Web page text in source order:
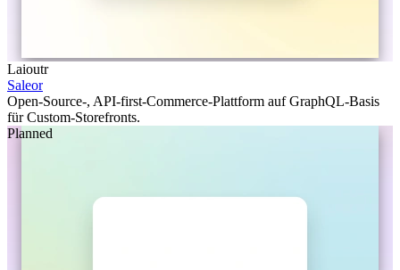
Laioutr
Saleor
Open-Source-, API-first-Commerce-Plattform auf GraphQL-Basis
für Custom-Storefronts.
Planned